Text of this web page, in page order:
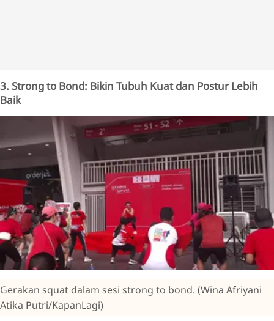
3. Strong to Bond: Bikin Tubuh Kuat dan Postur Lebih
Baik
Gerakan squat dalam sesi strong to bond. (Wina Afriyani
Atika Putri/KapanLagi)